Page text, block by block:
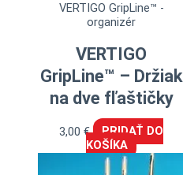
VERTIGO GripLine™ -
organizér
VERTIGO
GripLine™ – Držiak
na dve fľaštičky
3,00€
PRIDAŤ DO
KOŠÍKA